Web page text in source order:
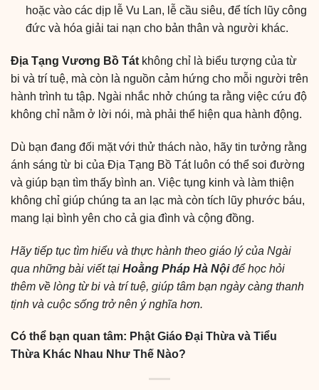
hoặc vào các dịp lễ Vu Lan, lễ cầu siêu, để tích lũy công
đức và hóa giải tai nạn cho bản thân và người khác.
Địa Tạng Vương Bồ Tát không chỉ là biểu tượng của từ
bi và trí tuệ, mà còn là nguồn cảm hứng cho mỗi người trên
hành trình tu tập. Ngài nhắc nhở chúng ta rằng việc cứu độ
không chỉ nằm ở lời nói, mà phải thể hiện qua hành động.
Dù bạn đang đối mặt với thử thách nào, hãy tin tưởng rằng
ánh sáng từ bi của Địa Tạng Bồ Tát luôn có thể soi đường
và giúp bạn tìm thấy bình an. Việc tụng kinh và làm thiện
không chỉ giúp chúng ta an lạc mà còn tích lũy phước báu,
mang lại bình yên cho cả gia đình và cộng đồng.
Hãy tiếp tục tìm hiểu và thực hành theo giáo lý của Ngài
qua những bài viết tại Hoằng Pháp Hà Nộiđể học hỏi
thêm về lòng từ bi và trí tuệ, giúp tâm bạn ngày càng thanh
tịnh và cuộc sống trở nên ý nghĩa hơn.
Có thể bạn quan tâm: Phật Giáo Đại Thừa và Tiểu
Thừa Khác Nhau Như Thế Nào?